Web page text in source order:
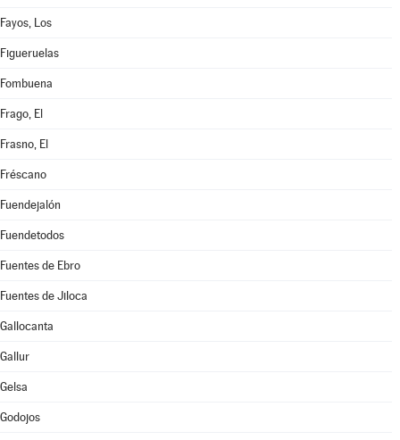
Fayos, Los
Figueruelas
Fombuena
Frago, El
Frasno, El
Fréscano
Fuendejalón
Fuendetodos
Fuentes de Ebro
Fuentes de Jiloca
Gallocanta
Gallur
Gelsa
Godojos